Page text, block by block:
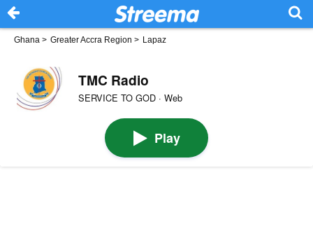
Ghana > Greater Accra Region > Lapaz
TMC Radio
SERVICE TO GOD · Web
Play